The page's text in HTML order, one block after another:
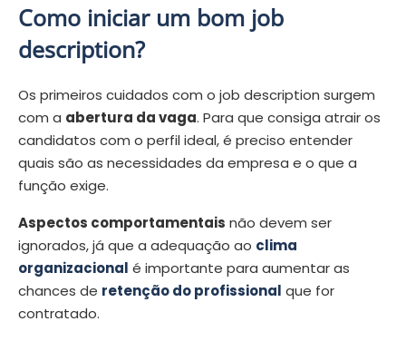
Como iniciar um bom job
description?
Os primeiros cuidados com o job description surgem
com a abertura da vaga. Para que consiga atrair os
candidatos com o perfil ideal, é preciso entender
quais são as necessidades da empresa e o que a
função exige.
Aspectos comportamentais não devem ser
ignorados, já que a adequação ao clima
organizacional é importante para aumentar as
chances de retenção do profissional que for
contratado.